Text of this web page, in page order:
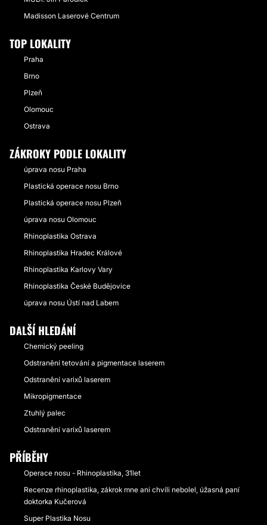
Madisson Laserové Centrum
TOP LOKALITY
Praha
Brno
Plzeň
Olomouc
Ostrava
ZÁKROKY PODLE LOKALITY
úprava nosu Praha
Plastická operace nosu Brno
Plastická operace nosu Plzeň
úprava nosu Olomouc
Rhinoplastika Ostrava
Rhinoplastika Hradec Králové
Rhinoplastika Karlovy Vary
Rhinoplastika České Budějovice
úprava nosu Ústí nad Labem
DALŠÍ HLEDÁNÍ
Chemický peeling
Odstranění tetování a pigmentace laserem
Odstranění varixů laserem
Mikropigmentace
Ztuhlý palec
Odstranění varixů laserem
PŘÍBĚHY
Operace nosu - Rhinoplastika, 31let
Recenze rhinoplastika, zákrok mne ani chvíli nebolel, úžasná paní
doktorka Kučerová
Super Plastika Nosu